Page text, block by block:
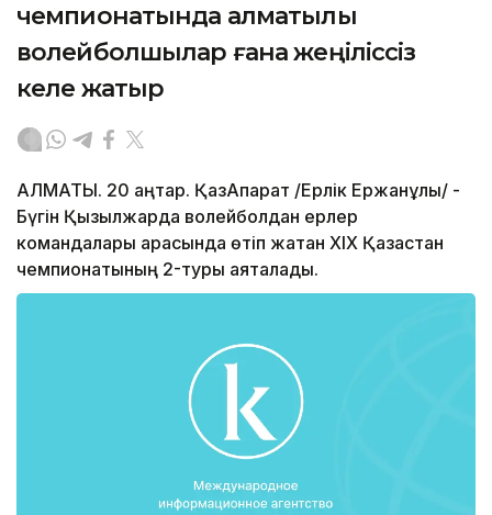
чемпионатында алматылық
волейболшылар ғана жеңіліссіз
келе жатыр
АЛМАТЫ. 20 қаңтар. ҚазАқпарат /Ерлік Ержанұлы/ -
Бүгін Қызылжарда волейболдан ерлер
командалары арасында өтіп жатқан XIX Қазақстан
чемпионатының 2-туры аяқталады.